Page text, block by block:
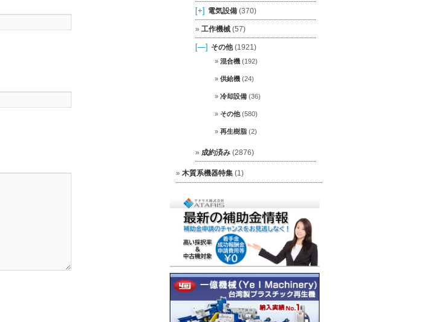
[+] 電気設備(370)
工作機械(57)
[—] その他(1921)
混合機(192)
供給機(24)
冷却設備(36)
その他(580)
再生樹脂(2)
成約済み(2876)
木質系機器特集(1)